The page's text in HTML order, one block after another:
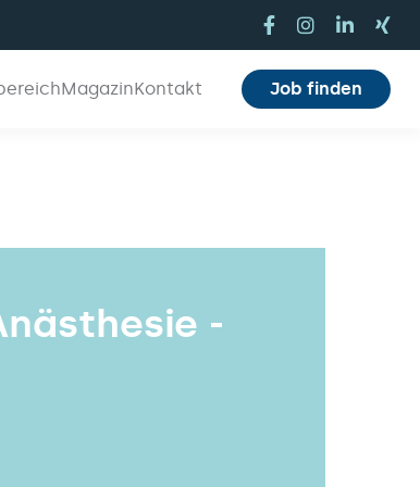
MagazinKontakt Job finden
-